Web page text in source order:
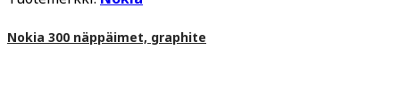
Nokia 300 näppäimet, graphite